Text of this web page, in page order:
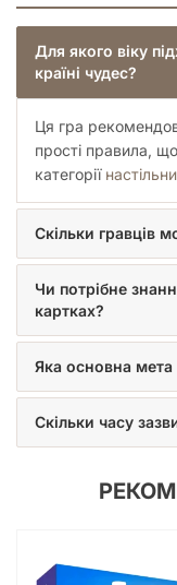
Перемагає той, хто
Для якого віку
країні чудес?
Ця гра
прості правила,
категорії
Скільки гравців
Чи потрібне
картках?
Яка основна мета
Скільки часу